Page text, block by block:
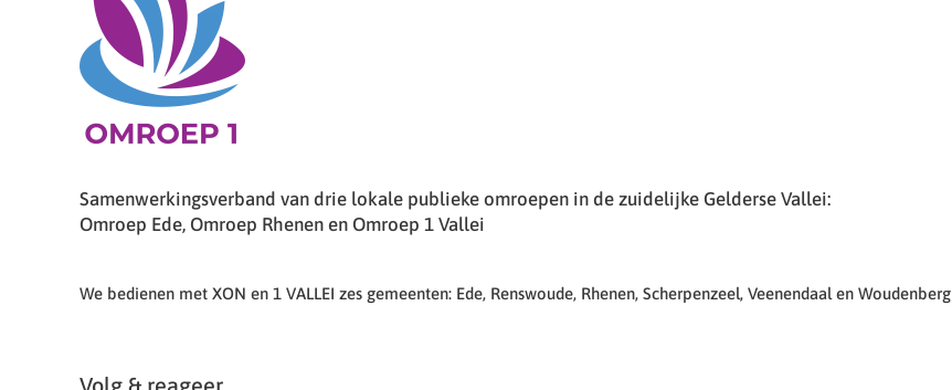
Samenwerkingsverband van drie lokale publieke omroepen in de zuidelijke Gelderse Vallei:
Omroep Ede, Omroep Rhenen en Omroep 1 Vallei
We bedienen met XON en 1 VALLEI zes gemeenten: Ede, Renswoude, Rhenen, Scherpenzeel, Veenendaal en Woudenberg
Volg & reageer